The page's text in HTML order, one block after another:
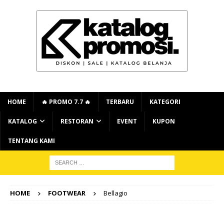
HOME 🔥 PROMO 7.7 🔥 TERBARU KATEGORI
KATALOG RESTORAN EVENT KUPON
TENTANG KAMI
HOME FOOTWEAR Bellagio